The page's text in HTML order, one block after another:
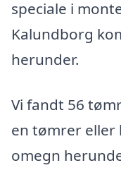
speciale i
Kalundborg
herunder.
Vi fandt 56
en tømrer eller
omegn